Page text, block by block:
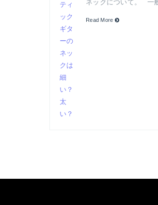
ネックについて。 一
Read More